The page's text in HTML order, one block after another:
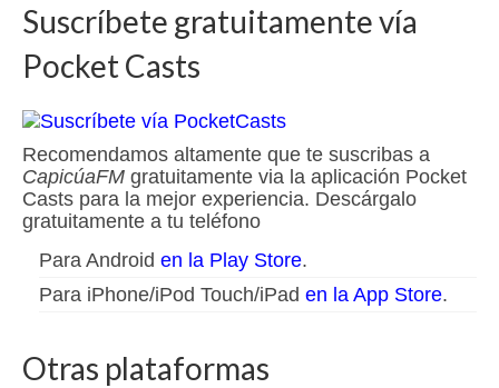
Suscríbete gratuitamente vía
Pocket Casts
Recomendamos altamente que te suscribas a
CapicúaFM gratuitamente via la aplicación Pocket
Casts para la mejor experiencia. Descárgalo
gratuitamente a tu teléfono
Para Android en la Play Store.
Para iPhone/iPod Touch/iPad en la App Store.
Otras plataformas